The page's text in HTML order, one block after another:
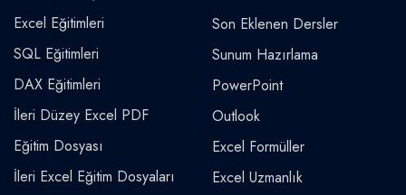
Excel Eğitimleri
SQL Eğitimleri
DAX Eğitimleri
İleri Düzey Excel PDF
Eğitim Dosyası
İleri Excel Eğitim Dosyaları
Son Eklenen Dersler
Sunum Hazırlama
PowerPoint
Outlook
Excel Formüller
Excel Uzmanlık